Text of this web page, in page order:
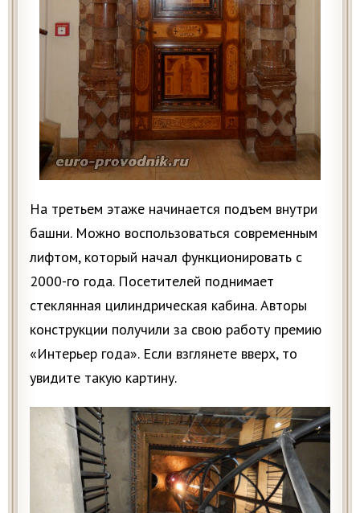
На третьем этаже начинается подъем внутри
башни. Можно воспользоваться современным
лифтом, который начал функционировать с
2000-го года. Посетителей поднимает
стеклянная цилиндрическая кабина. Авторы
конструкции получили за свою работу премию
«Интерьер года». Если взглянете вверх, то
увидите такую картину.